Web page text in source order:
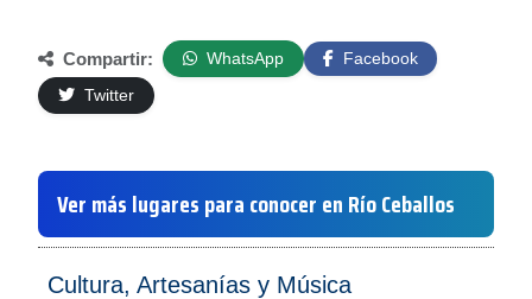
Compartir: WhatsApp
Facebook
Twitter
Ver más lugares para conocer en Río Ceballos
Cultura, Artesanías y Música